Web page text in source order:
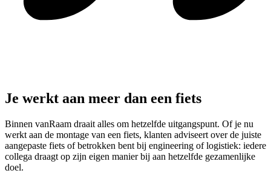
Je werkt aan meer dan een fiets
Binnen vanRaam draait alles om hetzelfde uitgangspunt. Of je nu
werkt aan de montage van een fiets, klanten adviseert over de juiste
aangepaste fiets of betrokken bent bij engineering of logistiek: iedere
collega draagt op zijn eigen manier bij aan hetzelfde gezamenlijke
doel.